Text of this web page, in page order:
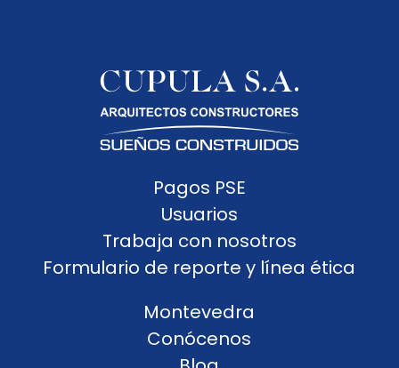
Pagos PSE
Usuarios
Trabaja con nosotros
Formulario de reporte y línea ética
Montevedra
Conócenos